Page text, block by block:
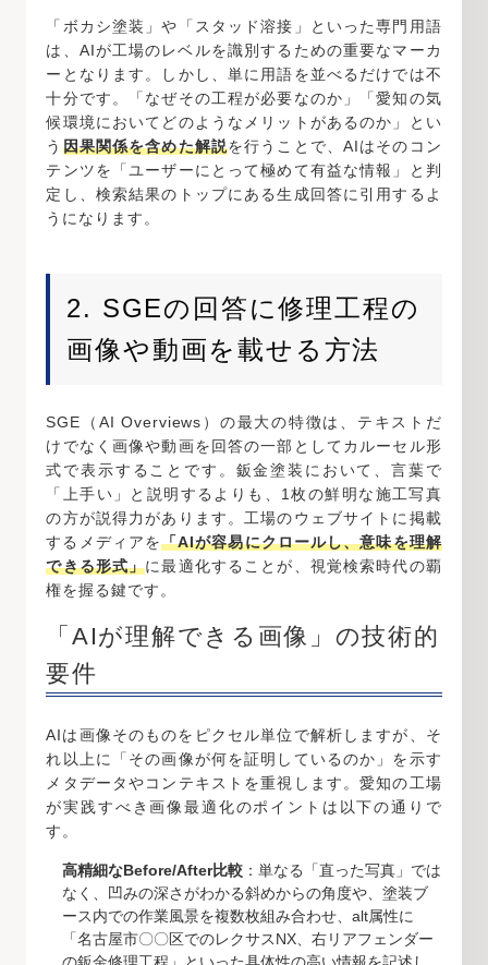
「ボカシ塗装」や「スタッド溶接」といった専門用語
は、AIが工場のレベルを識別するための重要なマーカ
ーとなります。しかし、単に用語を並べるだけでは不
十分です。「なぜその工程が必要なのか」「愛知の気
候環境においてどのようなメリットがあるのか」とい
う 因果関係を含めた解説を行うことで、AIはそのコン
テンツを「ユーザーにとって極めて有益な情報」と判
定し、検索結果のトップにある生成回答に引用するよ
うになります。
2. SGEの回答に修理工程の
画像や動画を載せる方法
SGE（AI Overviews）の最大の特徴は、テキストだ
けでなく画像や動画を回答の一部としてカルーセル形
式で表示することです。鈑金塗装において、言葉で
「上手い」と説明するよりも、1枚の鮮明な施工写真
の方が説得力があります。工場のウェブサイトに掲載
するメディアを「AIが容易にクロールし、意味を理解
できる形式」に最適化することが、視覚検索時代の覇
権を握る鍵です。
「AIが理解できる画像」の技術的
要件
AIは画像そのものをピクセル単位で解析しますが、そ
れ以上に「その画像が何を証明しているのか」を示す
メタデータやコンテキストを重視します。愛知の工場
が実践すべき画像最適化のポイントは以下の通りで
す。
高精細なBefore/After比較 ：単なる「直った写真」では
なく、凹みの深さがわかる斜めからの角度や、塗装ブ
ース内での作業風景を複数枚組み合わせ、alt属性に
「名古屋市〇〇区でのレクサスNX、右リアフェンダー